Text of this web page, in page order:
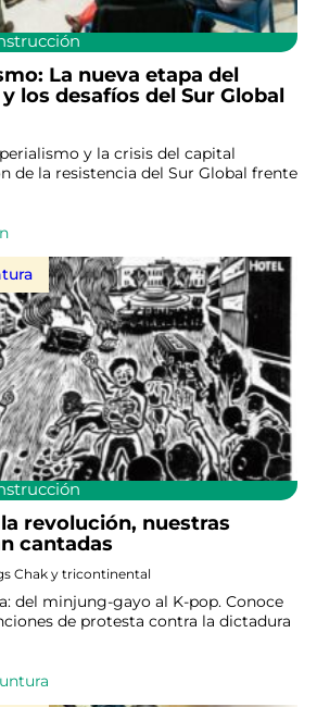
La nueva etapa del
los desafíos del Sur Global
y la crisis del capital
de la resistencia del Sur Global frente
revolución, nuestras
cantadas
Chak y tricontinental
del minjung-gayo al K-pop. Conoce
de protesta contra la dictadura